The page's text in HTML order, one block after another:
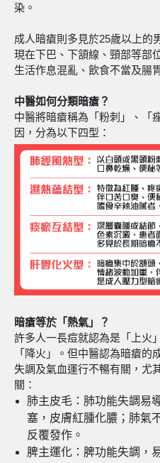
染。
成人暗瘡則多見於25歲以上的
現在下巴、下頷線、頸部等部
生活作息混亂、飲食不當及腸
中醫如何分類暗瘡？
中醫將暗瘡稱為「粉刺」、「
因，分為以下四型：
暗瘡等於「熱氣」？
許多人一長痘就認為是「上火
「降火」。但中醫認為暗瘡
失調及氣血運行不暢有關，尤
關：
肺主皮毛：肺功能失調易
塞，皮膚紅腫化膿；肺氣
反覆發作。
脾主運化：脾功能失調，